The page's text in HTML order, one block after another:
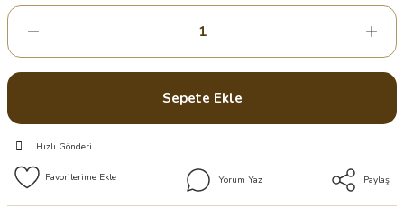
Sepete Ekle
Hızlı Gönderi
Yorum Yaz Paylaş